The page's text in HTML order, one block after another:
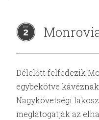
2
Délelőtt felfedezik
egybekötve
Nagykövetségi
meglátogatják az